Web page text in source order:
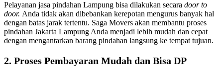
Pelayanan jasa pindahan Lampung bisa dilakukan secara door to
door. Anda tidak akan dibebankan kerepotan mengurus banyak hal
dengan batas jarak tertentu. Saga Movers akan membantu proses
pindahan Jakarta Lampung Anda menjadi lebih mudah dan cepat
dengan mengantarkan barang pindahan langsung ke tempat tujuan.
2. Proses Pembayaran Mudah dan Bisa DP